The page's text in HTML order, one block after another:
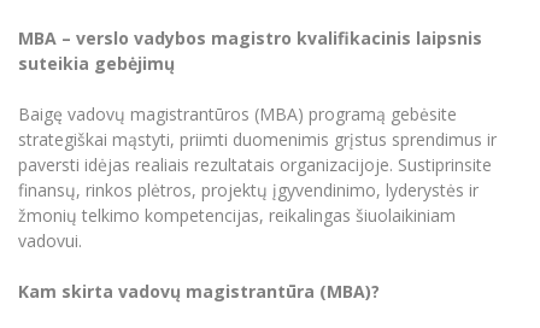
MBA – verslo vadybos magistro kvalifikacinis laipsnis
suteikia gebėjimų
Baigę vadovų magistrantūros (MBA) programą gebėsite
strategiškai mąstyti, priimti duomenimis grįstus sprendimus ir
paversti idėjas realiais rezultatais organizacijoje. Sustiprinsite
finansų, rinkos plėtros, projektų įgyvendinimo, lyderystės ir
žmonių telkimo kompetencijas, reikalingas šiuolaikiniam
vadovui.
Kam skirta vadovų magistrantūra (MBA)?